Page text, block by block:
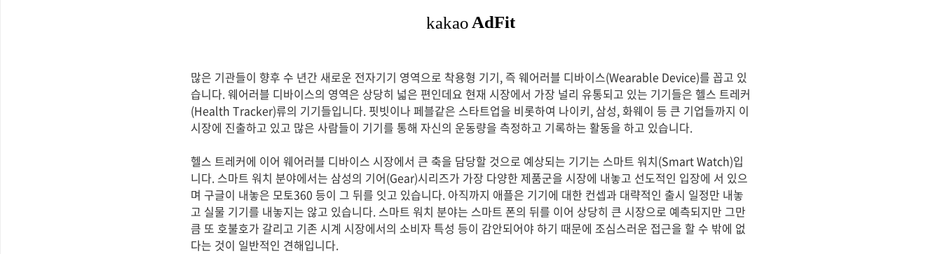
많은 기관들이 향후 수 년간 새로운 전자기기 영역으로 착용형 기기, 즉 웨어러블 디바이스(Wearable Device)를 꼽고 있
습니다. 웨어러블 디바이스의 영역은 상당히 넓은 편인데요 현재 시장에서 가장 널리 유통되고 있는 기기들은 헬스 트레커
(Health Tracker)류의 기기들입니다. 핏빗이나 페블같은 스타트업을 비롯하여 나이키, 삼성, 화웨이 등 큰 기업들까지 이
시장에 진출하고 있고 많은 사람들이 기기를 통해 자신의 운동량을 측정하고 기록하는 활동을 하고 있습니다.
헬스 트레커에 이어 웨어러블 디바이스 시장에서 큰 축을 담당할 것으로 예상되는 기기는 스마트 워치(Smart Watch)입
니다. 스마트 워치 분야에서는 삼성의 기어(Gear)시리즈가 가장 다양한 제품군을 시장에 내놓고 선도적인 입장에 서 있으
며 구글이 내놓은 모토360 등이 그 뒤를 잇고 있습니다. 아직까지 애플은 기기에 대한 컨셉과 대략적인 출시 일정만 내놓
고 실물 기기를 내놓지는 않고 있습니다. 스마트 워치 분야는 스마트 폰의 뒤를 이어 상당히 큰 시장으로 예측되지만 그만
큼 또 호불호가 갈리고 기존 시계 시장에서의 소비자 특성 등이 감안되어야 하기 때문에 조심스러운 접근을 할 수 밖에 없
다는 것이 일반적인 견해입니다.